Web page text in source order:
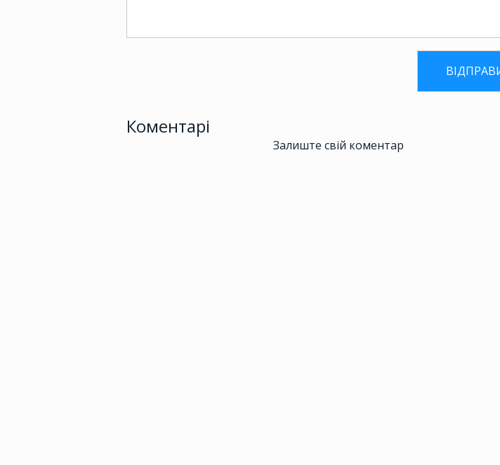
Коментарі
Залиште свій коментар